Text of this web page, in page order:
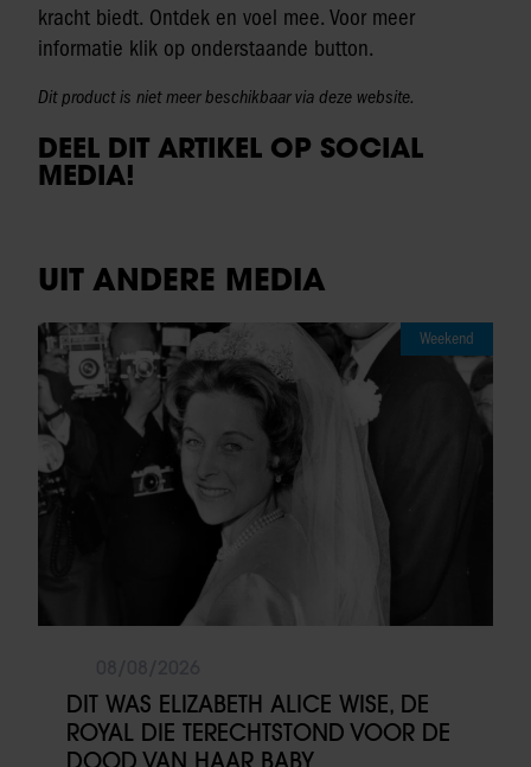
kracht biedt. Ontdek en voel mee. Voor meer
informatie klik op onderstaande button.
Dit product is niet meer beschikbaar via deze website.
DEEL DIT ARTIKEL OP SOCIAL
MEDIA!
UIT ANDERE MEDIA
Weekend
DIT WAS ELIZABETH ALICE WISE, DE
ROYAL DIE TERECHTSTOND VOOR DE
DOOD VAN HAAR BABY